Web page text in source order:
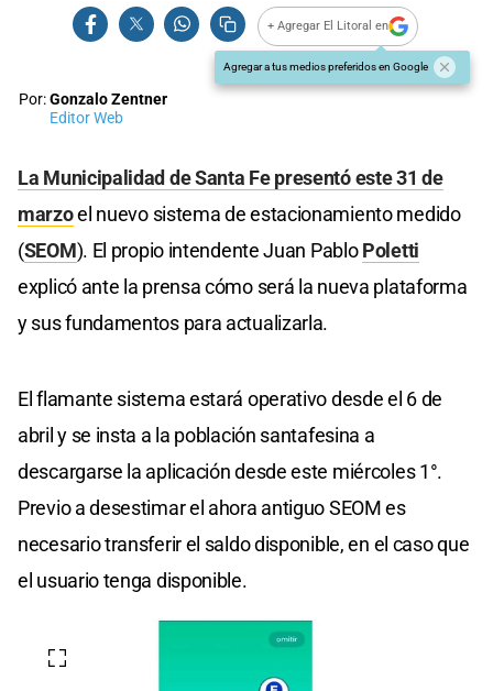
+ Agregar El Litoral en
Agregar a tus medios preferidos en Google
Por:Gonzalo Zentner
Editor Web
La Municipalidad de Santa Fe presentó este 31 de
marzoel nuevo sistema de estacionamiento medido
(SEOM). El propio intendente Juan PabloPoletti
explicó ante la prensa cómo será la nueva plataforma
y sus fundamentos para actualizarla.
El flamante sistema estará operativo desde el 6 de
abril y se insta a la población santafesina a
descargarse la aplicación desde este miércoles 1°.
Previo a desestimar el ahora antiguo SEOM es
necesario transferir el saldo disponible, en el caso que
el usuario tenga disponible.